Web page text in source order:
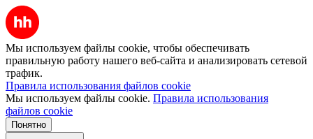
Мы используем файлы cookie, чтобы обеспечивать
правильную работу нашего веб-сайта и анализировать сетевой
трафик.
Правила использования файлов cookie
Мы используем файлы cookie. Правила использования
файлов cookie
Понятно